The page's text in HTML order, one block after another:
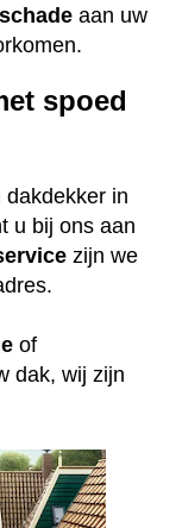
aan uw
spoed
dakdekker in
u bij ons aan
zijn we
of
dak, wij zijn